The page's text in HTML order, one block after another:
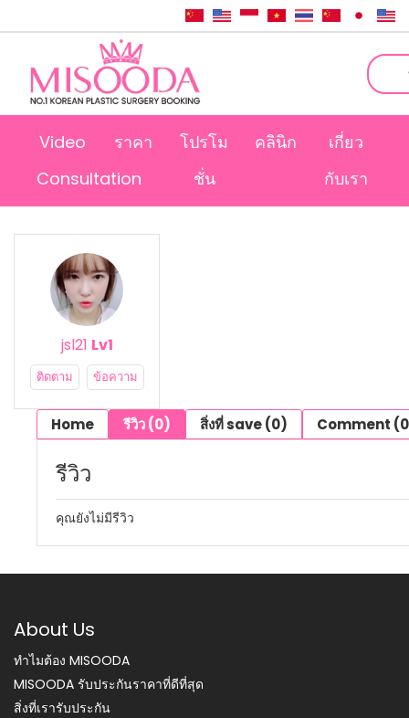
Video
Consultation
ราคา
โปรโม
ชั่น
คลินิก
เกี่ยว
กับเรา
jsl21 Lv1
ติดตาม ข้อความ
Home รีวิว (0) สิ่งที่ save (0) Comment
รีวิว
คุณยังไม่มีรีวิว
About Us
ทำไมต้อง MISOODA
MISOODA รับประกันราคาที่ดีที่สุด
สิ่งที่เรารับประกัน